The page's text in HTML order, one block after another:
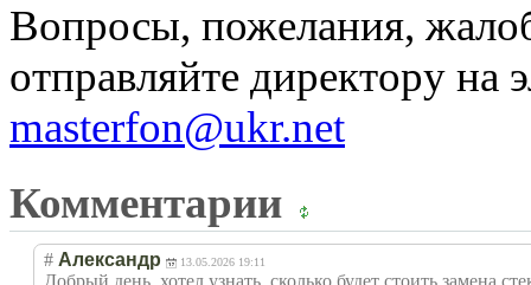
Вопросы, пожелания,
отправляйте директору на
masterfon@ukr.net
Комментарии
# Александр 13.05.2026 19:11